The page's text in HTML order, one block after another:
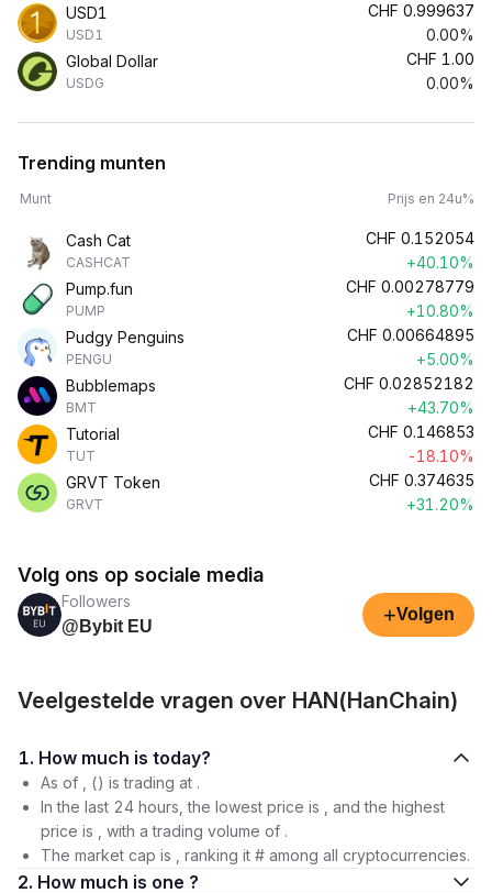
USD1
USD1
CHF 0.999637
0.00%
Global Dollar
USDG
CHF 1.00
0.00%
Trending munten
Munt Prijs en 24u%
Cash Cat
CASHCAT
CHF 0.152054
+40.10%
Pump.fun
PUMP
CHF 0.00278779
+10.80%
Pudgy Penguins
PENGU
CHF 0.00664895
+5.00%
Bubblemaps
BMT
CHF 0.02852182
+43.70%
Tutorial
TUT
CHF 0.146853
-18.10%
GRVT Token
GRVT
CHF 0.374635
+31.20%
Volg ons op sociale media
Followers
@Bybit EU
+Volgen
Veelgestelde vragen over HAN(HanChain)
1. How much is today?
As of , () is trading at .
In the last 24 hours, the lowest price is , and the highest
price is , with a trading volume of .
The market cap is , ranking it # among all cryptocurrencies.
2. How much is one ?